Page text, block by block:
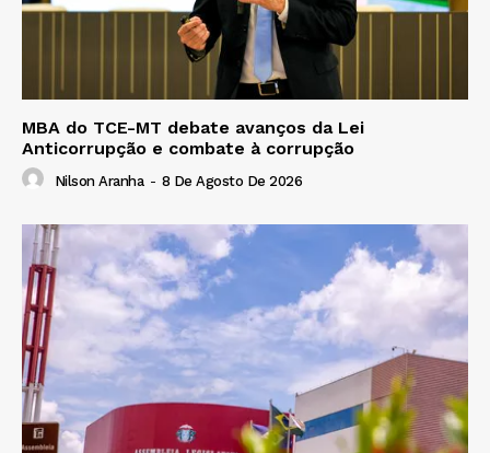
MBA do TCE-MT debate avanços da Lei
Anticorrupção e combate à corrupção
Nilson Aranha - 8 De Agosto De 2026